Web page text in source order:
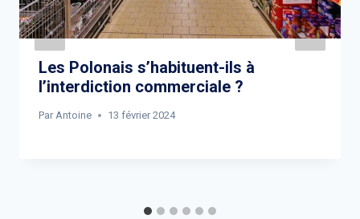
Les Polonais s’habituent-ils à
l’interdiction commerciale ?
Par Antoine 13 février 2024